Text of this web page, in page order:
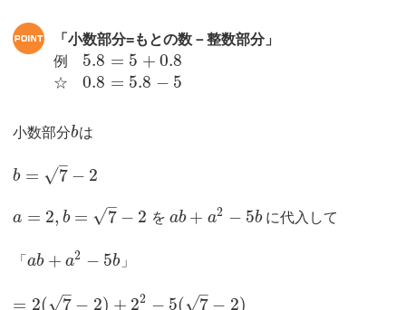
「小数部分=もとの数－整数部分」
例 5.8 = 5 + 0.8
☆0.8 = 5.8 − 5
小数部分bは
b = 7
–
√ − 2
a = 2, b = 7
–
√ − 2 を ab + a2 − 5bに代入して
「ab + a2 − 5b」
= 2( 7
–
√ − 2) + 22 − 5( 7
–
√ − 2)